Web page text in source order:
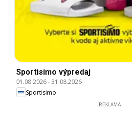
Sportisimo výpredaj
01.08.2026-31.08.2026
Sportisimo
REKLAMA